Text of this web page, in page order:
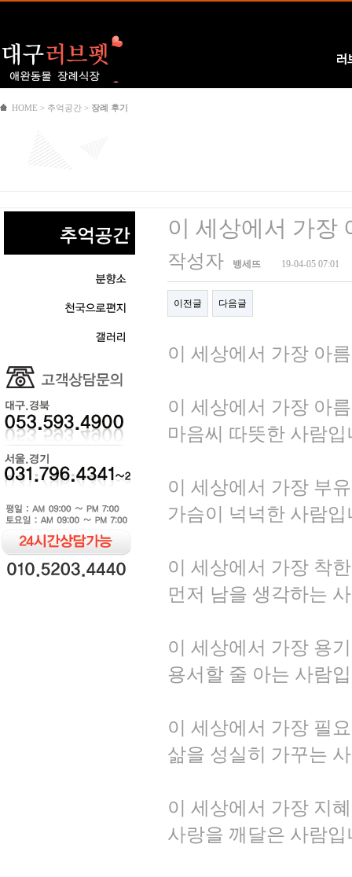
Logo
러
HOME > 추억공간 > 장례 후기
이 세상에서 가장
작성자 뱅세뜨 19-04-05 07:01
이전글 다음글
이 세상에서 가장 아
이 세상에서 가장 아
마음씨 따뜻한 사람입
이 세상에서 가장 부
가슴이 넉넉한 사람입
이 세상에서 가장 착
먼저 남을 생각하는
이 세상에서 가장 용
용서할 줄 아는 사람
이 세상에서 가장 필
삶을 성실히 가꾸는
이 세상에서 가장 지
사랑을 깨달은 사람입